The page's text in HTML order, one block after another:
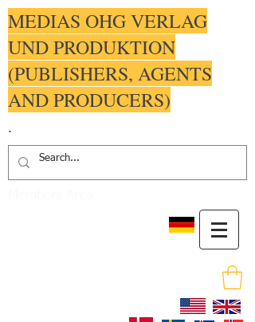
MEDIAS OHG VERLAG
UND PRODUKTION
(PUBLISHERS, AGENTS
AND PRODUCERS)
.